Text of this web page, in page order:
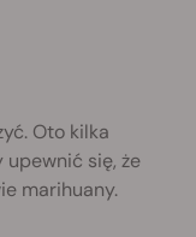
Oto kilka
upewnić się, że
marihuany.